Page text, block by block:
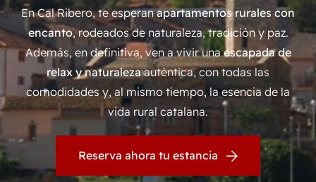
Reserva Online
En Cal Ribero, te esperanapartamentos rurales con
encanto, rodeados de naturaleza, tradición y paz.
Además, en definitiva, ven a vivir unaescapada de
relax y naturalezaauténtica, con todas las
comodidades y, al mismo tiempo, la esencia de la
vida rural catalana.
Reserva ahora tu estancia